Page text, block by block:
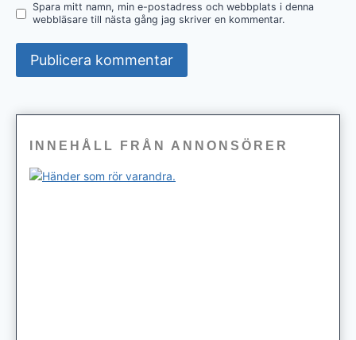
Spara mitt namn, min e-postadress och webbplats i denna
webbläsare till nästa gång jag skriver en kommentar.
INNEHÅLL FRÅN ANNONSÖRER